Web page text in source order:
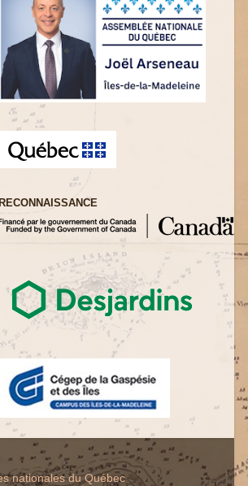
RECONNAISSANCE
nationales du Québec